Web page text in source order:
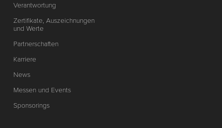
Verantwortung
Zertifikate, Auszeichnungen
und Werte
Partnerschaften
Karriere
News
Messen und Events
Sponsorings